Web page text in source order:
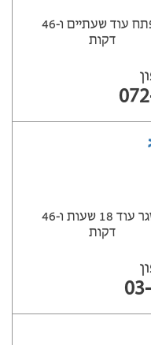
ייפתח עוד שעתיים ‫ו-46
דקות
ייסגר עוד 18 שעות ‫ו-46
דקות